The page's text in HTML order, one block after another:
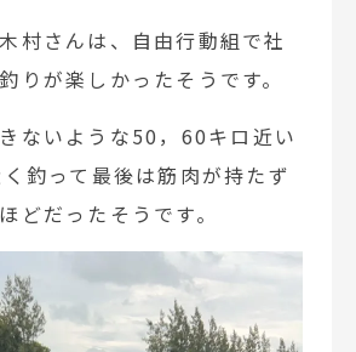
村さんは、自由行動組で社
りが楽しかったそうです。
ないような50，60キロ近い
釣って最後は筋肉が持たず
どだったそうです。